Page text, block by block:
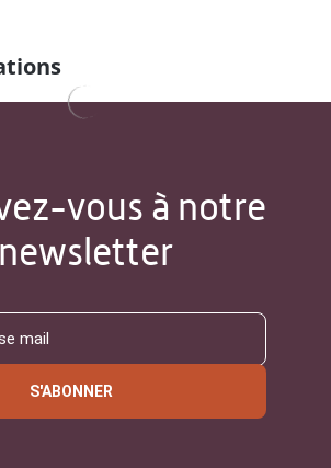
vous à notre
newsletter
S'ABONNER